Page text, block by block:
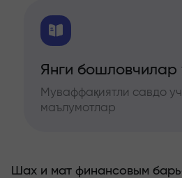
Янги бошловчилар
Муваффақиятли савдо
маълумотлар
Шах и мат финансовым